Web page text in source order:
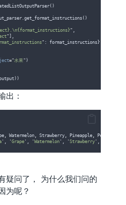
"
"
" : format_instructions}
="水果" )
出：
Watermelon Strawberry Pineapple Peach
' ' Grape ' ' Watermelon ' ' Strawberry '
疑问了， 为什么我们问的
为呢？